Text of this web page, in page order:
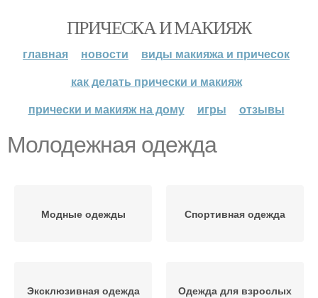
ПРИЧЕСКА И МАКИЯЖ
главная новости
виды макияжа и причесок
как делать прически и макияж
прически и макияж на дому
игры отзывы
Молодежная одежда
Модные одежды Спортивная одежда
Эксклюзивная одежда Одежда для взрослых